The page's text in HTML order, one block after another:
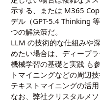
示する、または M365
デル（GPT-5.4 Thinking
つの解決策だ。
LLM の技術的な仕組みや
めたい場合は、 ディープ
機械学習の基礎と実践 も
トマイニングなどの周辺
テキストマイニングの活用
なお、弊社クリスタルメ